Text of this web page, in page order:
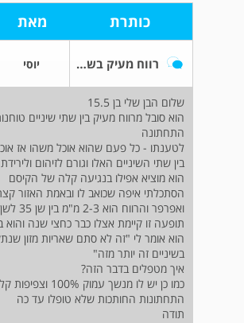
כותרת מאת
רווח מעיק בשיניים - מה עושים יוסי
שלום הבן שלי בן 15.5
הוא סובל מרווח מעיק בין שתי שיניים
התחתונה
לטענתו - כל פעם שהוא אוכל משהו אז
בין שתי השיניים האלו וגורם לזיהום
הוא מוציא אפילו בנגיעה קלה של הקיסם
הסתכלתי איפה שכואב לו ובאמת האזור
ואפרפר והרווח הוא 2-3 מ"מ בין שן 35 לשן 36
תופעה זו קיימת אצלו כבר כחצי שנה
הוא אומר לי "זה לא סתם שאריות מזון
בשיניים זה יותר מזה"
איך מטפלים בדבר הזה?
כמו כן יש לו מנשך עמוק
התחתונות החותכות שלא טופלו עד כה
תודה